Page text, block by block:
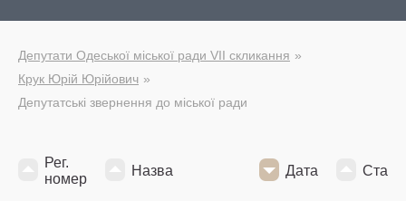
Депутати Одеської міської ради VII скликання
Крук Юрій Юрійович
Депутатські звернення до міської ради
Рег.
номер
Назва Дата